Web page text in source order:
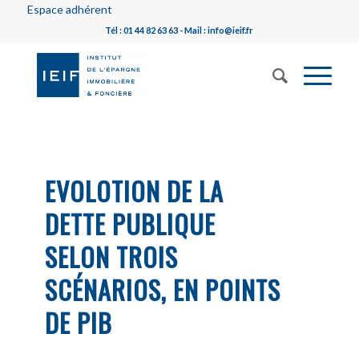
Espace adhérent
Tél : 01 44 82 63 63 - Mail : info@ieif.fr
EVOLOTION DE LA
DETTE PUBLIQUE
SELON TROIS
SCÉNARIOS, EN POINTS
DE PIB